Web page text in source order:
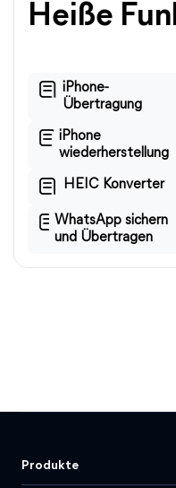
Heiße
iPhone-
Übertragung
iPhone
wiederherstellung
HEIC Konverter
WhatsApp sichern
und Übertragen
Produkte